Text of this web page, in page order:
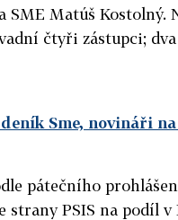
SME Matúš Kostolný.
čtyři zástupci;
Sme, novináři
pátečního
strany PSIS na podíl v